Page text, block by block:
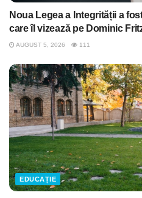
Noua Legea a Integrității a
care îl vizează pe Dominic
AUGUST 5, 2026 111
EDUCAȚIE